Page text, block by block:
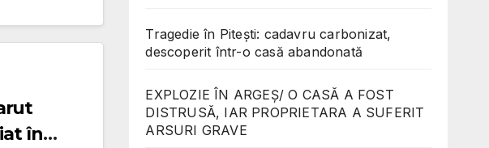
în
Tragedie în Pitești: cadavru carbonizat,
descoperit într-o casă abandonată
EXPLOZIE ÎN ARGEȘ/ O CASĂ A FOST
DISTRUSĂ, IAR PROPRIETARA A SUFERIT
ARSURI GRAVE